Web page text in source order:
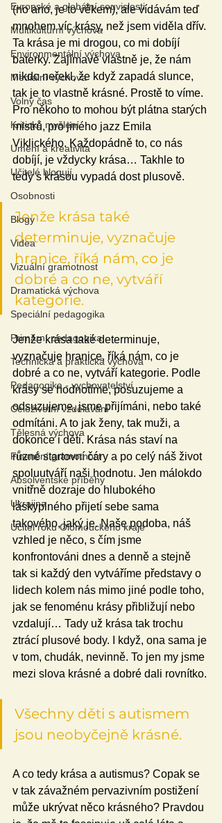
Evropské a globální souvislosti
Multikulturní výchova
Environmentální výchova
Mediální výchova
Volný čas
Kritické myšlení
Umění a kreativita
Učitelé blogují
Osobnosti
Blogy
Videa
Vizuální gramotnost
Dramatická výchova
Speciální pedagogika
Primární pedagogika
Technická a praktická výchova
Pedagogika - vychovatelství
Celoživotní vzdělávání
Tělesná výchova
Finanční gramotnost
Absolventské příběhy
Ukrajina
Učitel roku Olomouckého kraje
(no ano, je to věkem), ale vídávám teď
mnohem víc krásy, než jsem viděla dřív.
Ta krása je mi drogou, co mi dobíjí
baterky. Zajímavé vlastně je, že nám
nikdo neřekl, že když zapadá slunce,
tak je to vlastně krásné. Prostě to víme.
Pro někoho to mohou být plátna starých
mistrů, pro jiného jazz Emila
Viklického. Každopádně to, co nás
dobíjí, je vždycky krása… Takhle to
tedy s krásou vypadá dost plusově.
Jenže krása také
determinuje, vyznačuje
hranice, říká nám, co je
dobré a co ne, vytváří
kategorie.
Jenže krása také determinuje,
vyznačuje hranice, říká nám, co je
dobré a co ne, vytváří kategorie. Podle
krásy se hodnotíme, posuzujeme a
odsuzujeme, jsme přijímáni, nebo také
odmítáni. A to jak ženy, tak muži, a
dokonce i děti. Krása nás staví na
různé startovní čáry a po celý náš život
spoluutváří naši hodnotu. Jen málokdo
vnitřně dozraje do hlubokého
láskyplného přijetí sebe sama
takového, jaký je. Naše podoba, náš
vzhled je něco, s čím jsme
konfrontováni dnes a denně a stejně
tak si každý den vytváříme představy o
lidech kolem nás mimo jiné podle toho,
jak se fenoménu krásy přibližují nebo
vzdalují… Tady už krása tak trochu
ztrácí plusové body. I když, ona sama je
v tom, chudák, nevinně. To jen my jsme
mezi slova krásné a dobré dali rovnítko.
Všechny děti s autismem
jsou neobyčejně krásné.
A co tedy krása a autismus? Copak se
v tak závažném pervazivním postižení
může ukrývat něco krásného? Pravdou